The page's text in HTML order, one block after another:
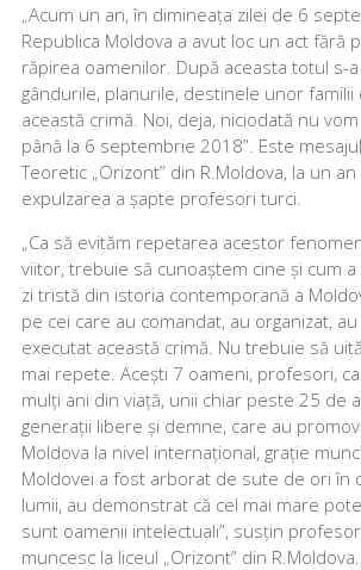
„Acum un an, în dimineața zilei de 6
Republica Moldova a avut loc un act fără
răpirea oamenilor. După aceasta totul s-
gândurile, planurile, destinele unor
această crimă. Noi, deja, niciodată nu
până la 6 septembrie 2018”. Este
Teoretic „Orizont” din R.Moldova, la un
expulzarea a șapte profesori turci.
„Ca să evităm repetarea acestor
viitor, trebuie să cunoaștem cine și cum
zi tristă din istoria contemporană a
pe cei care au comandat, au organizat,
executat această crimă. Nu trebuie să
mai repete. Acești 7 oameni, profesori,
mulți ani din viață, unii chiar peste 25 de
generații libere și demne, care au
Moldova la nivel internațional, grație
Moldovei a fost arborat de sute de ori în
lumii, au demonstrat că cel mai mare
sunt oamenii intelectuali”, susțin
muncesc la liceul „Orizont” din R.Moldova.